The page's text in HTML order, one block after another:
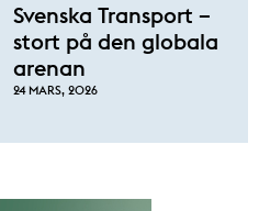
Svenska Transport –
stort på den globala
arenan
24 MARS, 2026